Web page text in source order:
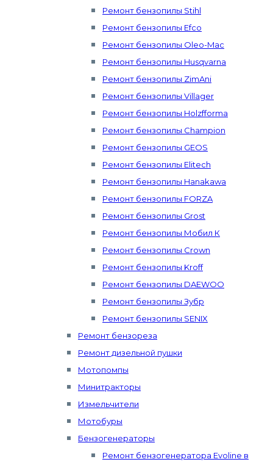
Ремонт бензопилы Stihl
Ремонт бензопилы Efco
Ремонт бензопилы Oleo-Mac
Ремонт бензопилы Husqvarna
Ремонт бензопилы ZimAni
Ремонт бензопилы Villager
Ремонт бензопилы Holzfforma
Ремонт бензопилы Champion
Ремонт бензопилы GEOS
Ремонт бензопилы Elitech
Ремонт бензопилы Hanakawa
Ремонт бензопилы FORZA
Ремонт бензопилы Grost
Ремонт бензопилы Мобил К
Ремонт бензопилы Crown
Ремонт бензопилы Kroff
Ремонт бензопилы DAEWOO
Ремонт бензопилы Зубр
Ремонт бензопилы SENIX
Ремонт бензореза
Ремонт дизельной пушки
Мотопомпы
Минитракторы
Измельчители
Мотобуры
Бензогенераторы
Ремонт бензогенератора Evoline в